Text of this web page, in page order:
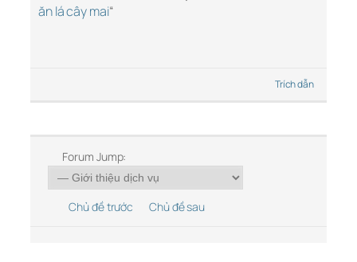
ăn lá cây mai“
Trích dẫn
Forum Jump:
Chủ đề trước Chủ đề sau